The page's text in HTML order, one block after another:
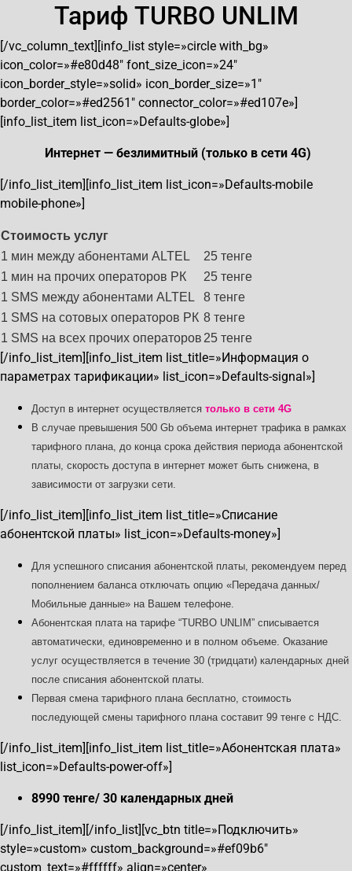
Тариф TURBO UNLIM
[/vc_column_text][info_list style=»circle with_bg»
icon_color=»#e80d48″ font_size_icon=»24″
icon_border_style=»solid» icon_border_size=»1″
border_color=»#ed2561″ connector_color=»#ed107e»]
[info_list_item list_icon=»Defaults-globe»]
Интернет — безлимитный (только в сети 4G)
[/info_list_item][info_list_item list_icon=»Defaults-mobile
mobile-phone»]
Стоимость услуг
1 мин между абонентами ALTEL
25 тенге
1 мин на прочих операторов РК
25 тенге
1 SMS между абонентами ALTEL
8 тенге
1 SMS на сотовых операторов РК 8 тенге
1 SMS на всех прочих операторов 25 тенге
[/info_list_item][info_list_item list_title=»Информация о
параметрах тарификации» list_icon=»Defaults-signal»]
Доступ в интернет осуществляется только в сети 4G
В случае превышения 500 Gb объема интернет трафика в рамках
тарифного плана, до конца срока действия периода абонентской
платы, скорость доступа в интернет может быть снижена, в
зависимости от загрузки сети.
[/info_list_item][info_list_item list_title=»Списание
абонентской платы» list_icon=»Defaults-money»]
Для успешного списания абонентской платы, рекомендуем перед
пополнением баланса отключать опцию «Передача данных/
Мобильные данные» на Вашем телефоне.
Абонентская плата на тарифе “TURBO UNLIM” списывается
автоматически, единовременно и в полном объеме. Оказание
услуг осуществляется в течение 30 (тридцати) календарных дней
после списания абонентской платы.
Первая смена тарифного плана бесплатно, стоимость
последующей смены тарифного плана составит 99 тенге с НДС.
[/info_list_item][info_list_item list_title=»Абонентская плата»
list_icon=»Defaults-power-off»]
8990 тенге/ 30 календарных дней
[/info_list_item][/info_list][vc_btn title=»Подключить»
style=»custom» custom_background=»#ef09b6″
custom_text=»#ffffff» align=»center»